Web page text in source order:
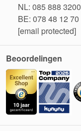
NL: 085 888 3200
BE: 078 48 12 70
[email protected]
Beoordelingen